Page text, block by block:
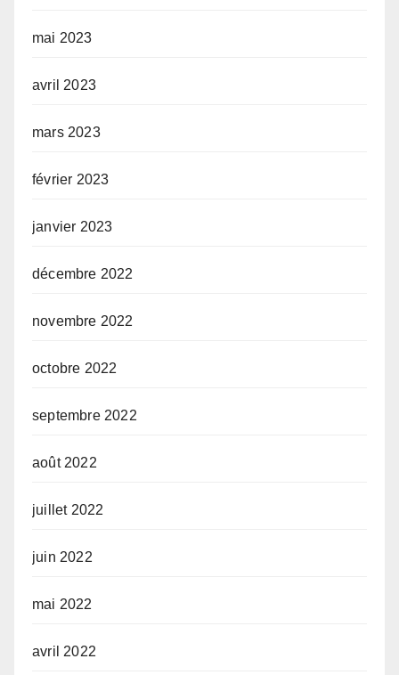
mai 2023
avril 2023
mars 2023
février 2023
janvier 2023
décembre 2022
novembre 2022
octobre 2022
septembre 2022
août 2022
juillet 2022
juin 2022
mai 2022
avril 2022